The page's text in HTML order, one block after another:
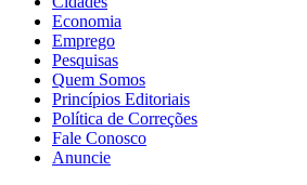
Economia
Emprego
Pesquisas
Quem Somos
Princípios Editoriais
Política de Correções
Fale Conosco
Anuncie